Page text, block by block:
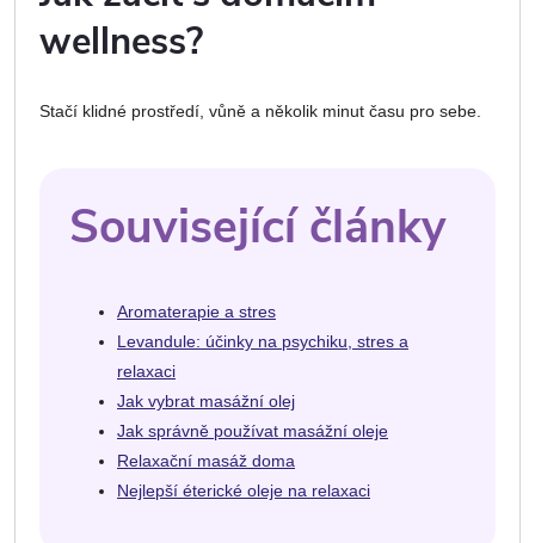
wellness?
Stačí klidné prostředí, vůně a několik minut času pro sebe.
Související články
Aromaterapie a stres
Levandule: účinky na psychiku, stres a
relaxaci
Jak vybrat masážní olej
Jak správně používat masážní oleje
Relaxační masáž doma
Nejlepší éterické oleje na relaxaci